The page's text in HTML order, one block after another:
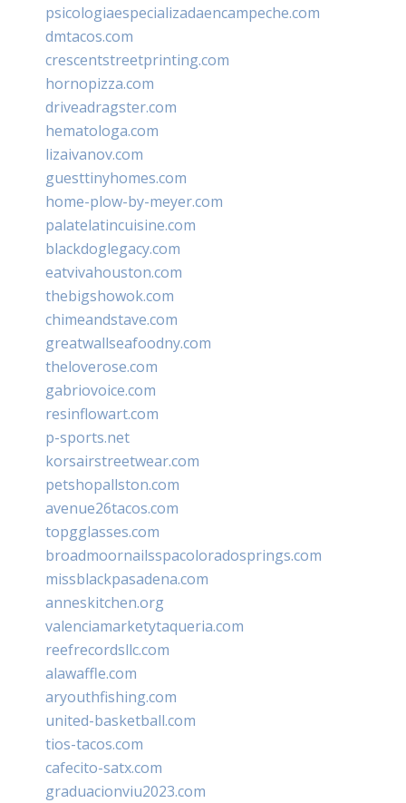
psicologiaespecializadaencampeche.com
dmtacos.com
crescentstreetprinting.com
hornopizza.com
driveadragster.com
hematologa.com
lizaivanov.com
guesttinyhomes.com
home-plow-by-meyer.com
palatelatincuisine.com
blackdoglegacy.com
eatvivahouston.com
thebigshowok.com
chimeandstave.com
greatwallseafoodny.com
theloverose.com
gabriovoice.com
resinflowart.com
p-sports.net
korsairstreetwear.com
petshopallston.com
avenue26tacos.com
topgglasses.com
broadmoornailsspacoloradosprings.com
missblackpasadena.com
anneskitchen.org
valenciamarketytaqueria.com
reefrecordsllc.com
alawaffle.com
aryouthfishing.com
united-basketball.com
tios-tacos.com
cafecito-satx.com
graduacionviu2023.com